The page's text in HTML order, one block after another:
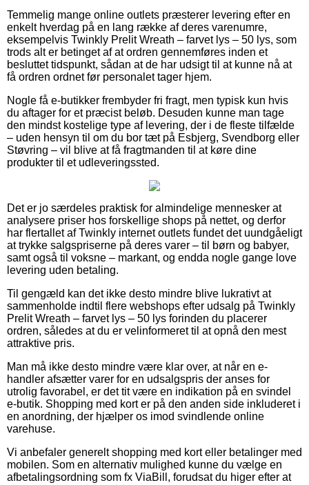
Temmelig mange online outlets præsterer levering efter en
enkelt hverdag på en lang række af deres varenumre,
eksempelvis Twinkly Prelit Wreath – farvet lys – 50 lys, som
trods alt er betinget af at ordren gennemføres inden et
besluttet tidspunkt, sådan at de har udsigt til at kunne nå at
få ordren ordnet før personalet tager hjem.
Nogle få e-butikker frembyder fri fragt, men typisk kun hvis
du aftager for et præcist beløb. Desuden kunne man tage
den mindst kostelige type af levering, der i de fleste tilfælde
– uden hensyn til om du bor tæt på Esbjerg, Svendborg eller
Støvring – vil blive at få fragtmanden til at køre dine
produkter til et udleveringssted.
Det er jo særdeles praktisk for almindelige mennesker at
analysere priser hos forskellige shops på nettet, og derfor
har flertallet af Twinkly internet outlets fundet det uundgåeligt
at trykke salgspriserne på deres varer – til børn og babyer,
samt også til voksne – markant, og endda nogle gange love
levering uden betaling.
Til gengæld kan det ikke desto mindre blive lukrativt at
sammenholde indtil flere webshops efter udsalg på Twinkly
Prelit Wreath – farvet lys – 50 lys forinden du placerer
ordren, således at du er velinformeret til at opnå den mest
attraktive pris.
Man må ikke desto mindre være klar over, at når en e-
handler afsætter varer for en udsalgspris der anses for
utrolig favorabel, er det tit være en indikation på en svindel
e-butik. Shopping med kort er på den anden side inkluderet i
en anordning, der hjælper os imod svindlende online
varehuse.
Vi anbefaler generelt shopping med kort eller betalinger med
mobilen. Som en alternativ mulighed kunne du vælge en
afbetalingsordning som fx ViaBill, forudsat du higer efter at